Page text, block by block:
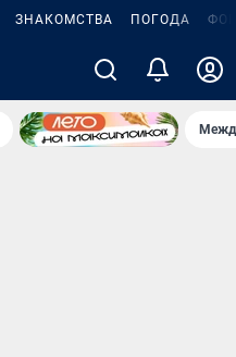
ЗНАКОМСТВА ПОГОДА